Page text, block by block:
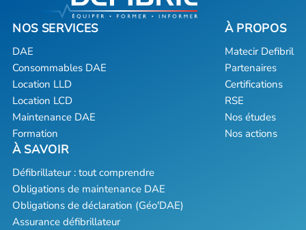
DAE
Consommables DAE
Location LLD
Location LCD
Maintenance DAE
Formation
Matecir Defibril
Partenaires
Certifications
RSE
Nos études
Nos actions
Défibrillateur : tout comprendre
Obligations de maintenance DAE
Obligations de déclaration (Géo'DAE)
Assurance défibrillateur